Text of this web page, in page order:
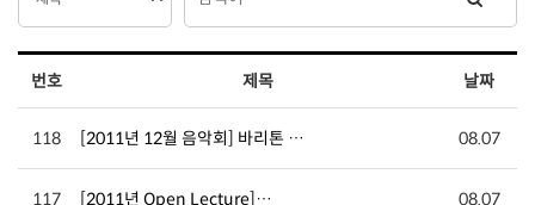
번호 제목 날짜
118 [2011년 12월 음악회] 바리톤 … 08.07
117 [2011년 Open Lecture]… 08.07